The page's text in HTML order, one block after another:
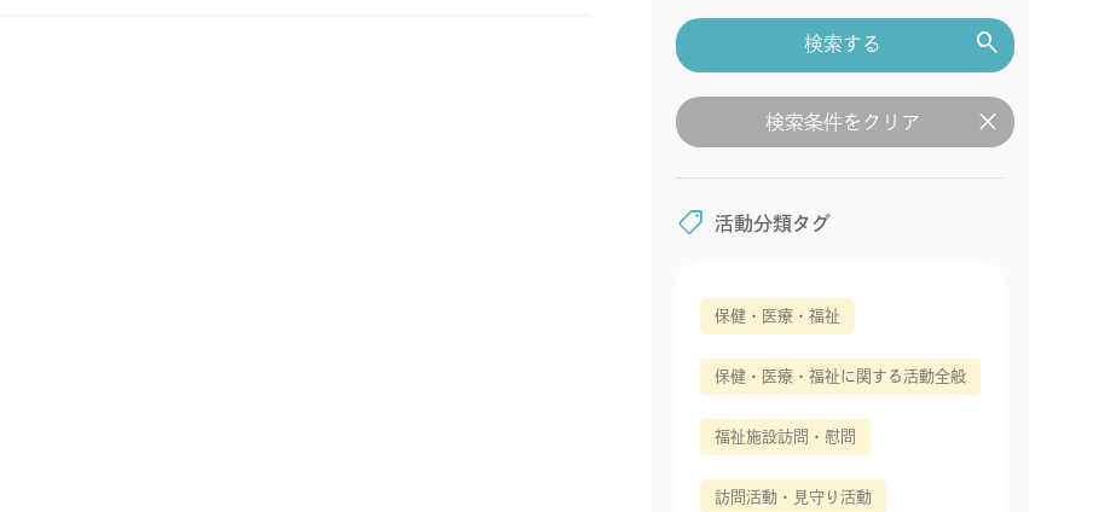
search
検索する
clear
検索条件をクリア
shoppingmode 活動分類タグ
保健・医療・福祉
保健・医療・福祉に関する活動全般
福祉施設訪問・慰問
訪問活動・見守り活動